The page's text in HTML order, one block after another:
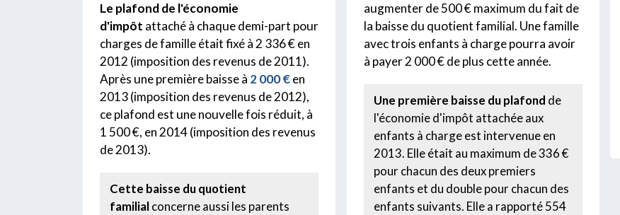
Le plafond de l'économie
d'impôt attaché à chaque demi-part pour
charges de famille était fixé à 2 336 € en
2012 (imposition des revenus de 2011).
Après une première baisse à 2 000 €en
2013 (imposition des revenus de 2012),
ce plafond est une nouvelle fois réduit, à
1 500 €, en 2014 (imposition des revenus
de 2013).
Cette baisse du quotient
familialconcerne aussi les parents
augmenter de 500 € maximum du fait de
la baisse du quotient familial. Une famille
avec trois enfants à charge pourra avoir
à payer 2 000 € de plus cette année.
Une première baisse du plafond de
l'économie d'impôt attachée aux
enfants à charge est intervenue en
2013. Elle était au maximum de 336 €
pour chacun des deux premiers
enfants et du double pour chacun des
enfants suivants. Elle a rapporté 554